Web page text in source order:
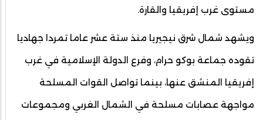
مستوى غرب إفريقيا والقارة.
ويشهد شمال شرق نيجيريا منذ ستة عشر عاما تمردا جهاديا
تقوده جماعة بوكو حرام، وفرع الدولة الإسلامية في غرب
إفريقيا المنشق عنها، بينما تواصل القوات المسلحة
مواجهة عصابات مسلحة في الشمال الغربي ومجموعات